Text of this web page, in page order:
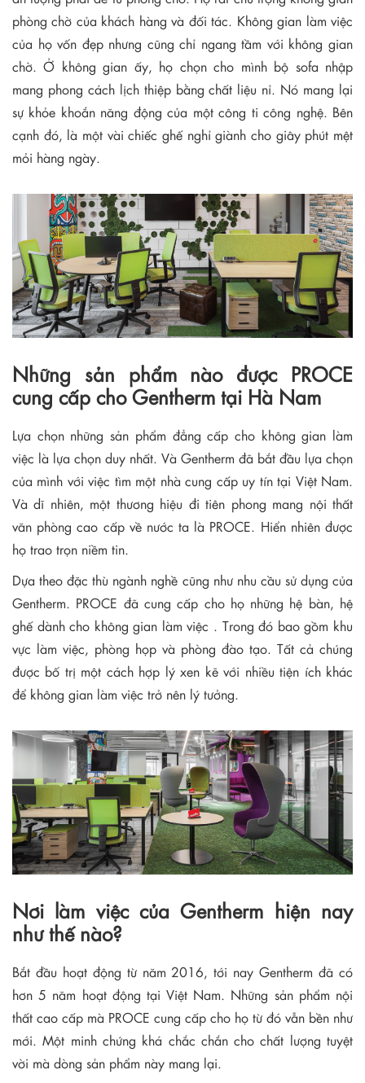
phòng chờ của khách hàng và đối tác. Không gian làm việc
của họ vốn đẹp nhưng cũng chỉ ngang tầm với không gian
chờ. Ở không gian ấy, họ chọn cho mình bộ sofa nhập
mang phong cách lịch thiệp bằng chất liệu nỉ. Nó mang lại
sự khỏe khoắn năng động của một công ti công nghệ. Bên
cạnh đó, là một vài chiếc ghế nghỉ giành cho giây phút mệt
mỏi hàng ngày.
Những sản phẩm nào được PROCE
cung cấp cho Gentherm tại Hà Nam
Lựa chọn những sản phẩm đẳng cấp cho không gian làm
việc là lựa chọn duy nhất. Và Gentherm đã bắt đầu lựa chọn
của mình với việc tìm một nhà cung cấp uy tín tại Việt Nam.
Và dĩ nhiên, một thương hiệu đi tiên phong mang nội thất
văn phòng cao cấp về nước ta là PROCE. Hiển nhiên được
họ trao trọn niềm tin.
Dựa theo đặc thù ngành nghề cũng như nhu cầu sử dụng của
Gentherm. PROCE đã cung cấp cho họ những hệ bàn, hệ
ghế dành cho không gian làm việc . Trong đó bao gồm khu
vực làm việc, phòng họp và phòng đào tạo. Tất cả chúng
được bố trị một cách hợp lý xen kẽ với nhiều tiện ích khác
để không gian làm việc trở nên lý tưởng.
Nơi làm việc của Gentherm hiện nay
như thế nào?
Bắt đầu hoạt động từ năm 2016, tới nay Gentherm đã có
hơn 5 năm hoạt động tại Việt Nam. Những sản phẩm nội
thất cao cấp mà PROCE cung cấp cho họ từ đó vẫn bền như
mới. Một minh chứng khá chắc chắn cho chất lượng tuyệt
vời mà dòng sản phẩm này mang lại.